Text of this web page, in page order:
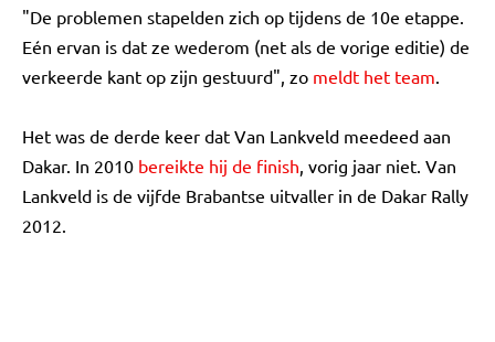
"De problemen stapelden zich op tijdens de 10e etappe.
Eén ervan is dat ze wederom (net als de vorige editie) de
verkeerde kant op zijn gestuurd", zo meldt het team.
Het was de derde keer dat Van Lankveld meedeed aan
Dakar. In 2010 bereikte hij de finish, vorig jaar niet. Van
Lankveld is de vijfde Brabantse uitvaller in de Dakar Rally
2012.